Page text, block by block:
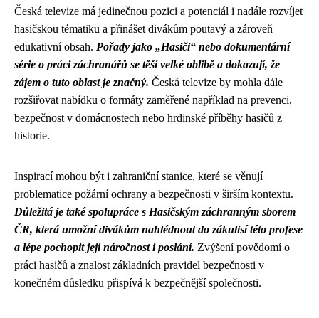
Česká televize má jedinečnou pozici a potenciál i nadále rozvíjet
hasičskou tématiku a přinášet divákům poutavý a zároveň
edukativní obsah. Pořady jako „Hasiči“ nebo dokumentární
série o práci záchranářů se těší velké oblibě a dokazují, že
zájem o tuto oblast je značný. Česká televize by mohla dále
rozšiřovat nabídku o formáty zaměřené například na prevenci,
bezpečnost v domácnostech nebo hrdinské příběhy hasičů z
historie.
Inspirací mohou být i zahraniční stanice, které se věnují
problematice požární ochrany a bezpečnosti v širším kontextu.
Důležitá je také spolupráce s Hasičským záchranným sborem
ČR, která umožní divákům nahlédnout do zákulisí této profese
a lépe pochopit její náročnost i poslání. Zvýšení povědomí o
práci hasičů a znalost základních pravidel bezpečnosti v
konečném důsledku přispívá k bezpečnější společnosti.